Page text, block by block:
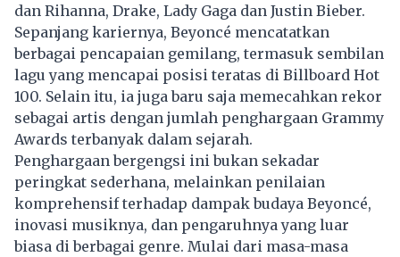
dan Rihanna, Drake, Lady Gaga dan Justin Bieber.
Sepanjang kariernya, Beyoncé mencatatkan
berbagai pencapaian gemilang, termasuk sembilan
lagu yang mencapai posisi teratas di Billboard Hot
100. Selain itu, ia juga baru saja memecahkan rekor
sebagai artis dengan jumlah penghargaan Grammy
Awards terbanyak dalam sejarah.
Penghargaan bergengsi ini bukan sekadar
peringkat sederhana, melainkan penilaian
komprehensif terhadap dampak budaya Beyoncé,
inovasi musiknya, dan pengaruhnya yang luar
biasa di berbagai genre. Mulai dari masa-masa